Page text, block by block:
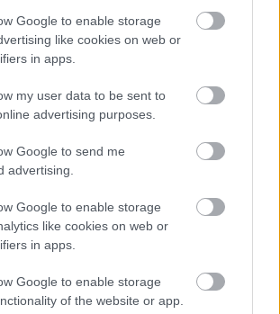
Google to enable storage
like cookies on web or
in apps.
my user data to be sent to
advertising purposes.
Google to send me
advertising.
Google to enable storage
like cookies on web or
in apps.
Google to enable storage
of the website or app.